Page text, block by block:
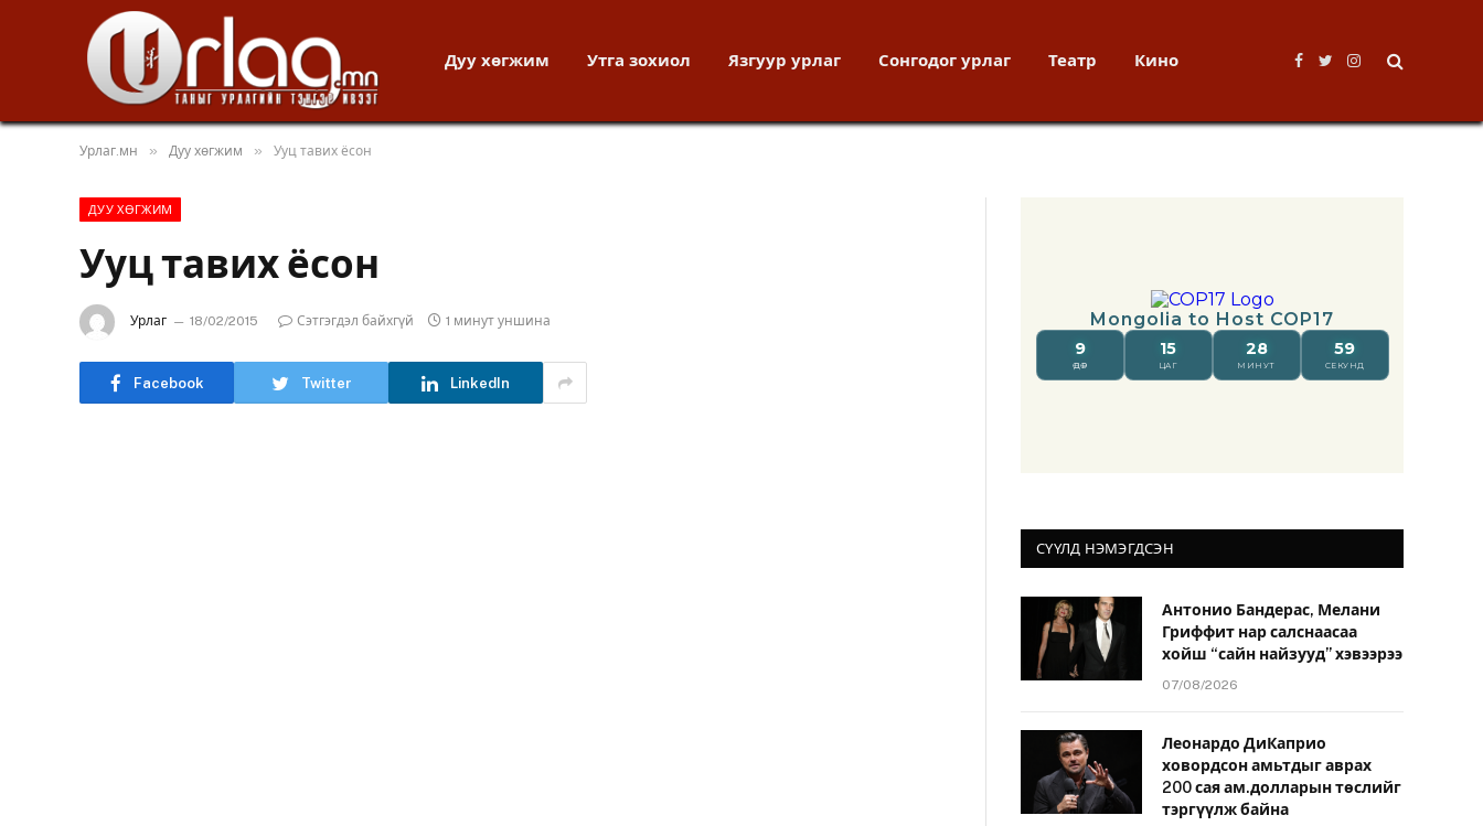
Дуу хөгжим Утга зохиол Язгуур урлаг Сонгодог урлаг Театр Кино
Facebook
TwitterInstagram
Урлаг.мн » Дуу хөгжим » Ууц тавих ёсон
ДУУ ХӨГЖИМ
Ууц тавих ёсон
Урлаг 18/02/2015 Сэтгэгдэл байхгүй 1 минут уншина
Facebook Twitter LinkedIn
СҮҮЛД НЭМЭГДСЭН
Антонио Бандерас, Мелани
Гриффит нар салснаасаа
хойш “сайн найзууд” хэвээрээ
07/08/2026
Леонардо ДиКаприо
ховордсон амьтдыг аврах
200 сая ам.долларын төслийг
тэргүүлж байна